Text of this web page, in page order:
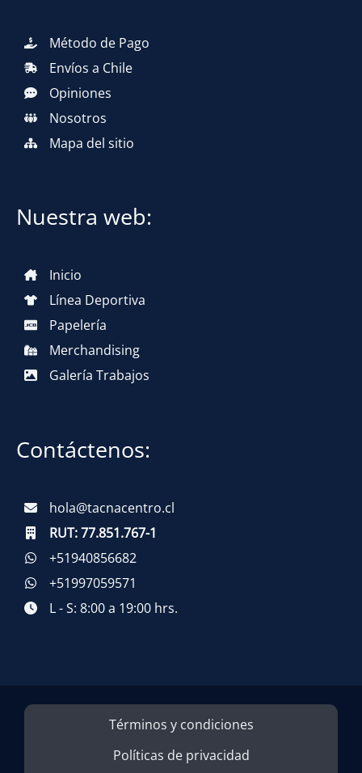
Método de Pago
Envíos a Chile
Opiniones
Nosotros
Mapa del sitio
Nuestra web:
Inicio
Línea Deportiva
Papelería
Merchandising
Galería Trabajos
Contáctenos:
hola@tacnacentro.cl
RUT:77.851.767-1
+51940856682
+51997059571
L - S: 8:00 a 19:00 hrs.
Términos y condiciones
Políticas de privacidad